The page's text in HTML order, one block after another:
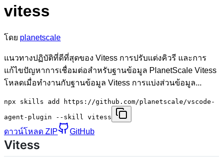
vitess
โดย planetscale
แนวทางปฏิบัติที่ดีที่สุดของ Vitess การปรับแต่งคิวรี และการ
แก้ไขปัญหาการเชื่อมต่อสำหรับฐานข้อมูล PlanetScale Vitess
โหลดเมื่อทำงานกับฐานข้อมูล Vitess การแบ่งส่วนข้อมูล...
npx skills add https://github.com/planetscale/vscode-
agent-plugin --skill vitess
ดาวน์โหลด ZIP GitHub
Vitess